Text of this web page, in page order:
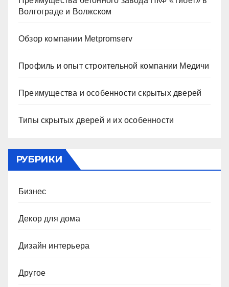
Волгограде и Волжском
Обзор компании Metpromserv
Профиль и опыт строительной компании Медичи
Преимущества и особенности скрытых дверей
Типы скрытых дверей и их особенности
РУБРИКИ
Бизнес
Декор для дома
Дизайн интерьера
Другое